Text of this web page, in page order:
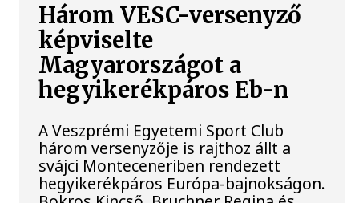
Három VESC-versenyző
képviselte
Magyarországot a
hegyikerékpáros Eb-n
A Veszprémi Egyetemi Sport Club
három versenyzője is rajthoz állt a
svájci Monteceneriben rendezett
hegyikerékpáros Európa-bajnokságon.